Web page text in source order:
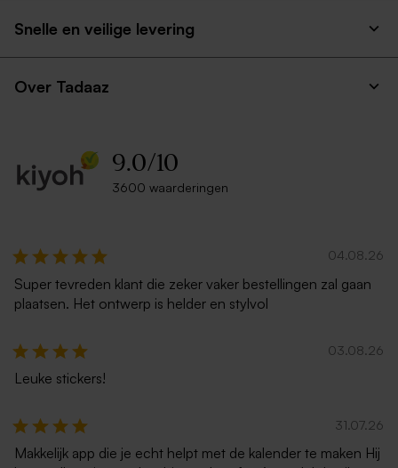
Snelle en veilige levering
Over Tadaaz
9.0/10
3600 waarderingen
04.08.26
Super tevreden klant die zeker vaker bestellingen zal gaan
plaatsen. Het ontwerp is helder en stylvol
03.08.26
Leuke stickers!
31.07.26
Makkelijk app die je echt helpt met de kalender te maken Hij